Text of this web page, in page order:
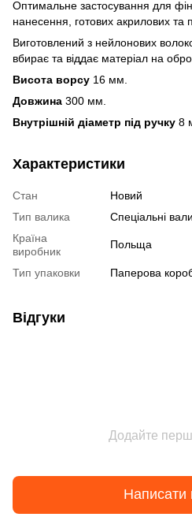
Оптимальне застосування для
нанесення, готових акрилових та
Виготовлений з нейлонових
вбирає та віддає матеріал на
Висота ворсу 16 мм.
Довжина 300 мм.
Внутрішній діаметр під ручку 8
Характеристики
Стан
Новий
Тип валика
Спеціальні
Країна
виробник
Польща
Тип упаковки Паперова
Відгуки
Додайте
Написати